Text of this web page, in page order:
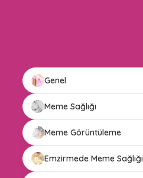
Genel
Meme Sağlığı
Meme Görüntüleme
Emzirmede Meme Sağlığı